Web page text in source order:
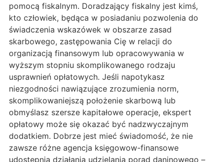
pomocą fiskalnym. Doradzający fiskalny jest kimś,
kto człowiek, będąca w posiadaniu pozwolenia do
świadczenia wskazówek w obszarze zasad
skarbowego, zastępowania Cię w relacji do
organizacją finansowym lub opracowywania w
wyższym stopniu skomplikowanego rodzaju
usprawnień opłatowych. Jeśli napotykasz
niezgodności nawiązujące zrozumienia norm,
skomplikowaniejszą położenie skarbową lub
obmyślasz szersze kapitałowe operacje, ekspert
opłatowy może się okazać być nadzwyczajnym
dodatkiem. Dobrze jest mieć świadomość, że nie
zawsze różne agencja księgowow-finansowe
udostępnia działania udzielania porad daninowego –